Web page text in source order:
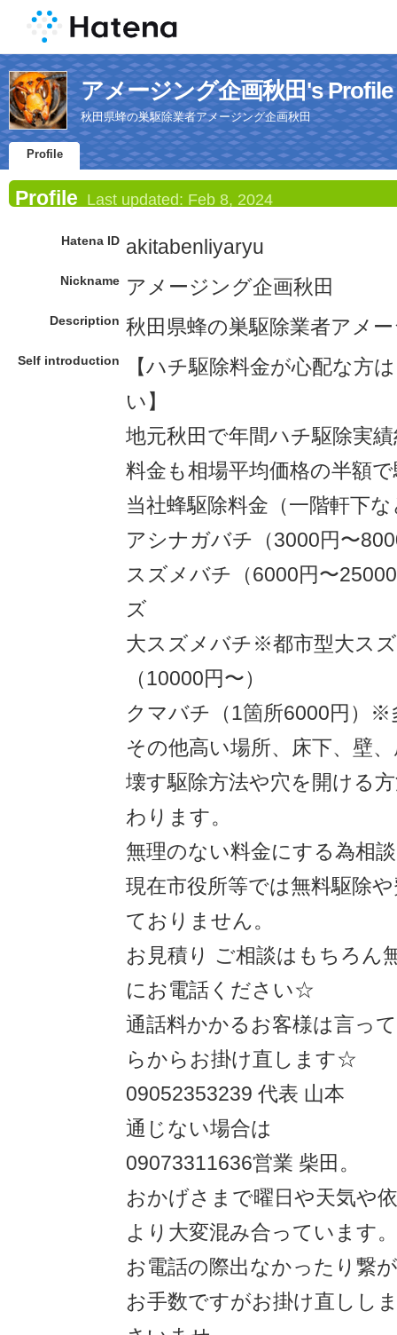
アメージング企画秋田's Profile
秋田県蜂の巣駆除業者アメージング企画秋田
Profile
Profile Last updated: Feb 8, 2024
Hatena ID akitabenliyaryu
Nickname アメージング企画秋田
Description 秋田県蜂の巣駆除業者アメ
Self introduction
【ハチ駆除料金が心配な方
い】
地元秋田で年間ハチ駆除実
料金も相場平均価格の半額
当社蜂駆除料金（一階軒下
アシナガバチ（3000円〜
スズメバチ（6000円〜
ズ
大スズメバチ※都市型大ス
（10000円〜）
クマバチ（1箇所6000円）※
その他高い場所、床下、壁
壊す駆除方法や穴を開ける
わります。
無理のない料金にする為相
現在市役所等では無料駆除
ておりません。
お見積り ご相談はもちろん
にお電話ください☆
通話料かかるお客様は言っ
らからお掛け直します☆
09052353239 代表 山本
通じない場合は
09073311636営業 柴田。
おかげさまで曜日や天気や
より大変混み合っています。
お電話の際出なかったり繋
お手数ですがお掛け直しし